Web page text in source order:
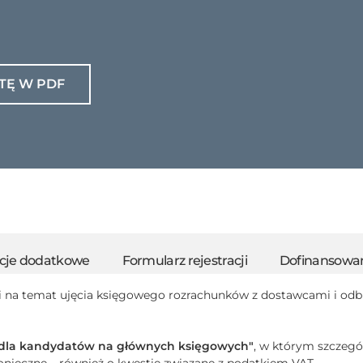
W PDF
dodatkowe Formularz rejestracji
temat ujęcia księgowego rozrachunków z dostawcami i
kandydatów na głównych księgowych", w którym